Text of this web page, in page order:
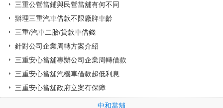
三重公營當鋪與民營當舖有何不同
辦理三重汽車借款不限廠牌車齡
三重/汽車二胎/貸款車借錢
針對公司企業周轉方案介紹
三重安心當舖專辦公司企業周轉借款
三重安心當舖汽機車借款超低利息
三重安心當舖政府立案有保障
中和當舖